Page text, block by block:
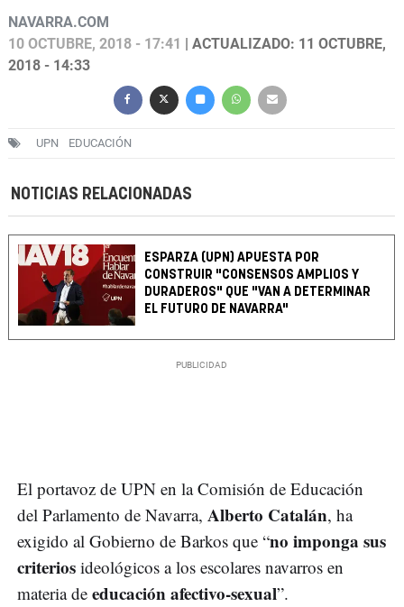
NAVARRA.COM
10 OCTUBRE, 2018 - 17:41
| ACTUALIZADO: 11 OCTUBRE,
2018 - 14:33
UPN EDUCACIÓN
NOTICIAS RELACIONADAS
ESPARZA (UPN) APUESTA POR
CONSTRUIR "CONSENSOS AMPLIOS Y
DURADEROS" QUE "VAN A DETERMINAR
EL FUTURO DE NAVARRA"
El portavoz de UPN en la Comisión de Educación
del Parlamento de Navarra, Alberto Catalán, ha
exigido al Gobierno de Barkos que “no imponga sus
criterios ideológicos a los escolares navarros en
materia de educación afectivo-sexual”.